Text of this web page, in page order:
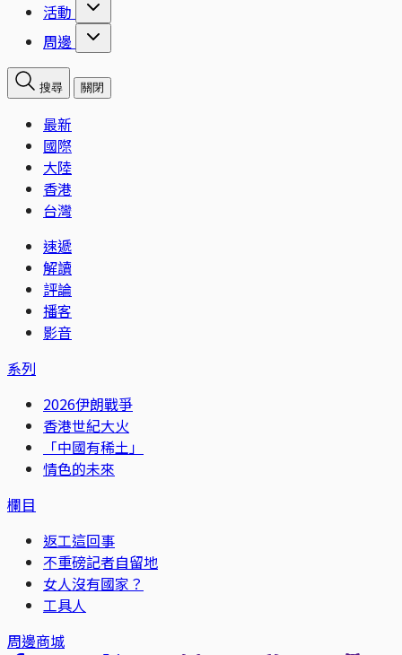
活動
周邊
搜尋 關閉
最新
國際
大陸
香港
台灣
速遞
解讀
評論
播客
影音
系列
2026伊朗戰爭
香港世紀大火
「中國有稀土」
情色的未來
欄目
返工這回事
不重磅記者自留地
女人沒有國家？
工具人
周邊商城